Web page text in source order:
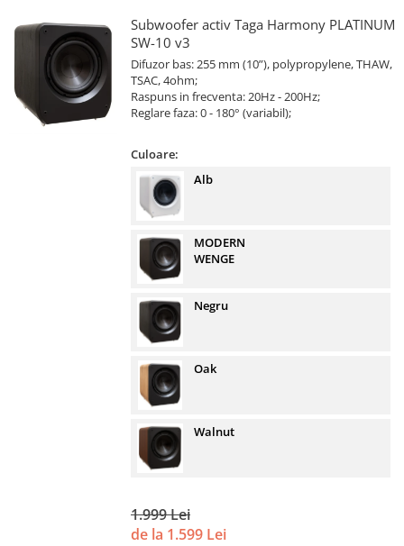
Subwoofer activ Taga Harmony PLATINUM
SW-10 v3
Difuzor bas: 255 mm (10”), polypropylene, THAW,
TSAC, 4ohm;
Raspuns in frecventa: 20Hz - 200Hz;
Reglare faza: 0 - 180° (variabil);
Culoare:
Alb
MODERN
WENGE
Negru
Oak
Walnut
1.999 Lei
de la 1.599 Lei